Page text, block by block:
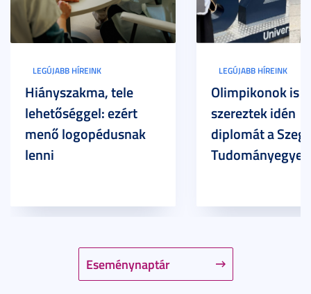
Eseménynaptár
LEGÚJABB HÍREINK
Hiányszakma, tele
lehetőséggel: ezért
menő logopédusnak
lenni
LEGÚJABB HÍREINK
Olimpikonok is
szereztek idén
diplomát a